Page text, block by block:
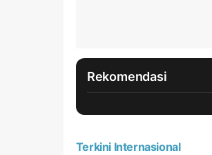
Rekomendasi
Terkini Internasional